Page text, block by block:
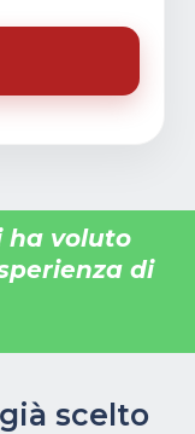
ha voluto
di
scelto